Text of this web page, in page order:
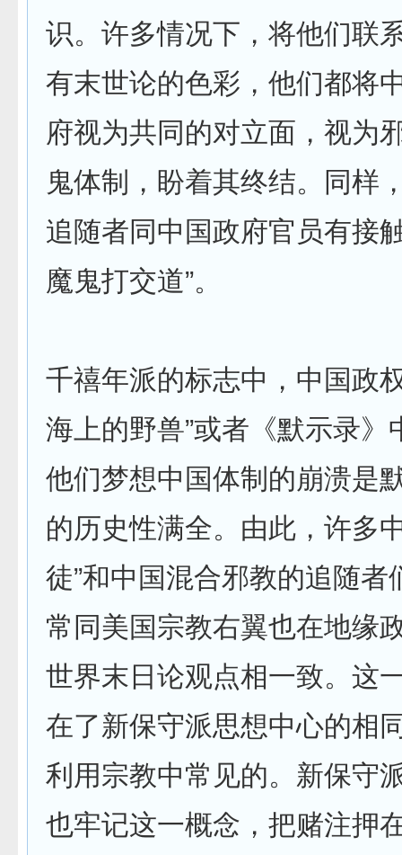
识。许多情况下，将他们联
有末世论的色彩，他们都将
府视为共同的对立面，视为
鬼体制，盼着其终结。同样
追随者同中国政府官员有接
魔鬼打交道”。
千禧年派的标志中，中国政
海上的野兽”或者《默示录》
他们梦想中国体制的崩溃是
的历史性满全。由此，许多
徒”和中国混合邪教的追随者
常同美国宗教右翼也在地缘
世界末日论观点相一致。这
在了新保守派思想中心的相
利用宗教中常见的。新保守
也牢记这一概念，把赌注押